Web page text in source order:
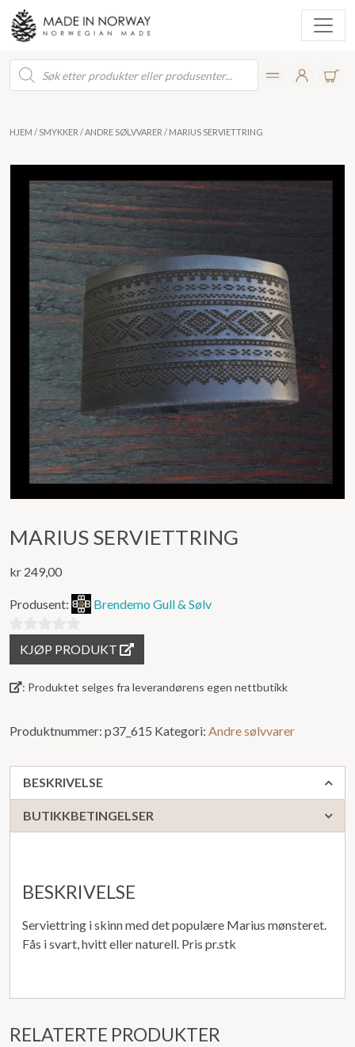
Products
search
HJEM / SMYKKER /ANDRE SØLVVARER / MARIUS SERVIETTRING
MARIUS SERVIETTRING
kr 249,00
Produsent: Brendemo Gull & Sølv
ut
av
KJØP PRODUKT
: Produktet selges fra leverandørens egen nettbutikk
Produktnummer: p37_615 Kategori: Andre sølvvarer
BESKRIVELSE
BUTIKKBETINGELSER
BESKRIVELSE
Serviettring i skinn med det populære Marius mønsteret.
Fås i svart, hvitt eller naturell. Pris pr.stk
RELATERTE PRODUKTER